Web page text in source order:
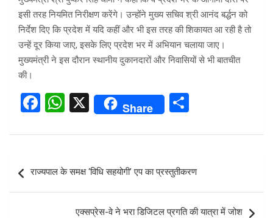
इसी तरह नियमित निरीक्षण करेंगे। उन्होंने मुख्य सचिव श्री आनंद बर्द्धन को
निर्देश दिए कि प्रदेश में यदि कहीं और भी इस तरह की शिकायत आ रही है तो
उन्हें दूर किया जाए, इसके लिए प्रदेश भर में अभियान चलाया जाए।
मुख्यमंत्री ने इस दौरान स्थानीय दुकानदारों और निवासियों से भी बातचीत
की।
F
ce
o
o
W
at
A
p
X Share
ar
navigation
राज्यपाल के समक्ष ‘विधि सहयोगी’ एप का प्रस्तुतीकरण
एक्सप्रेस-वे ने भरा डिजिटल प्रगति की यात्रा में जोश